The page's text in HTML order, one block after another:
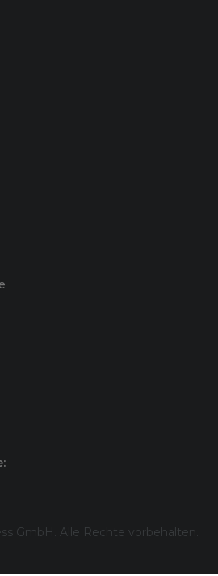
GmbH. Alle Rechte vorbehalten.